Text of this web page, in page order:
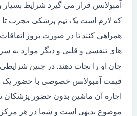
آمبولانس قرار می گیرد شرایط
که لازم است یک تیم پزشکی مجرب تا
همراهی کنند تا در صورت بروز اتفاقات
های تنفسی و قلبی و دیگر موارد به
جان او را نجات دهند. در چنین
قیمت آمبولانس خصوصی با حضور یک
اجاره آن ماشین بدون حضور پزشکان
موضوع بدیهی است و شما در هر مرکز